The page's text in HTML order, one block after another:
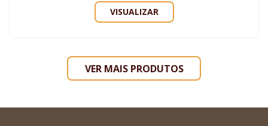
VISUALIZAR
VER MAIS PRODUTOS